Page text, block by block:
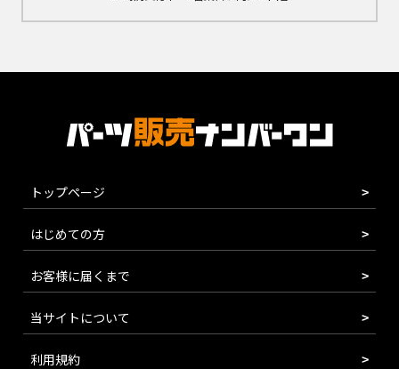
トップページ
はじめての方
お客様に届くまで
当サイトについて
利用規約